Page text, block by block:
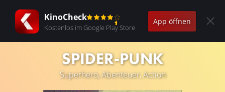
KinoCheck
Kostenlos im Google Play Store
App öffnen
SPIDER-PUNK
Superhero, Abenteuer, Action